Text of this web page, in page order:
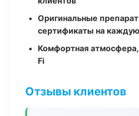
Оригинальные
сертификаты на
Комфортная
Fi
Отзывы клиентов